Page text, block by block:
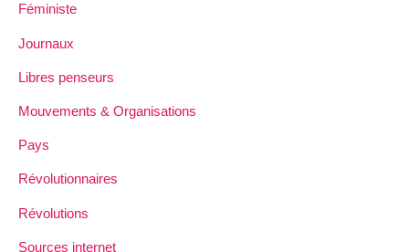
Féministe
Journaux
Libres penseurs
Mouvements & Organisations
Pays
Révolutionnaires
Révolutions
Sources internet